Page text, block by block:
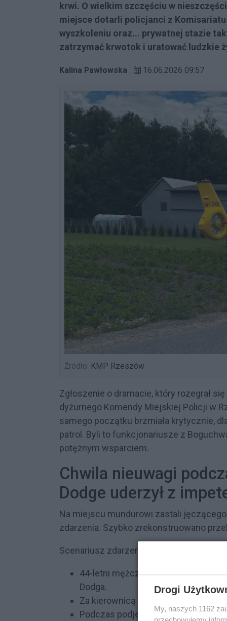
krwi. O wielkim szczęściu w
miejsce dotarli policjanci z
wyszkoleniu oraz... prywatnej stazie
zatrzymać krwotok i uratować ludzkie
Kalina Pawłowska 16.06.2026 09:57
Źródło: KMP Rzeszów
Zgłoszenie o dramacie, który rozegrał
dyżurnego Komendy Miejskiej Policji w
samego początku brzmiała krytycznie,
patrol. Byli to funkcjonariusze z
potężnym wsparciem.
Chwila nieuwagi
Dodge uderzył z
Na miejscu mundurowi zastali
zdarzenia. Szybko zrekonstruowano
Scenariusz zdarzenia wyglądał
44-letni mężczyzna stał przy
Dodga.
Za kierownicą amerykańskiego
Podczas podjeżdżania na
Drogi
My, naszych 1162